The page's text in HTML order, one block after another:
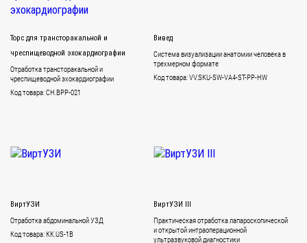
Торс для трансторакальной и
чреспищеводной эхокардиографии
Отработка трансторакальной и
чреспищеводной эхокардиографии
Код товара: CH.BPP-021
Вивед
Система визуализации анатомии человека в
трехмерном формате
Код товара: VV.SKU-SW-VA4-ST-PP-HW
ВиртУЗИ
Отработка абдоминальной УЗД
Код товара: KK.US-1B
ВиртУЗИ III
Практическая отработка лапароскопической
и открытой интраоперационной
ультразвуковой диагностики